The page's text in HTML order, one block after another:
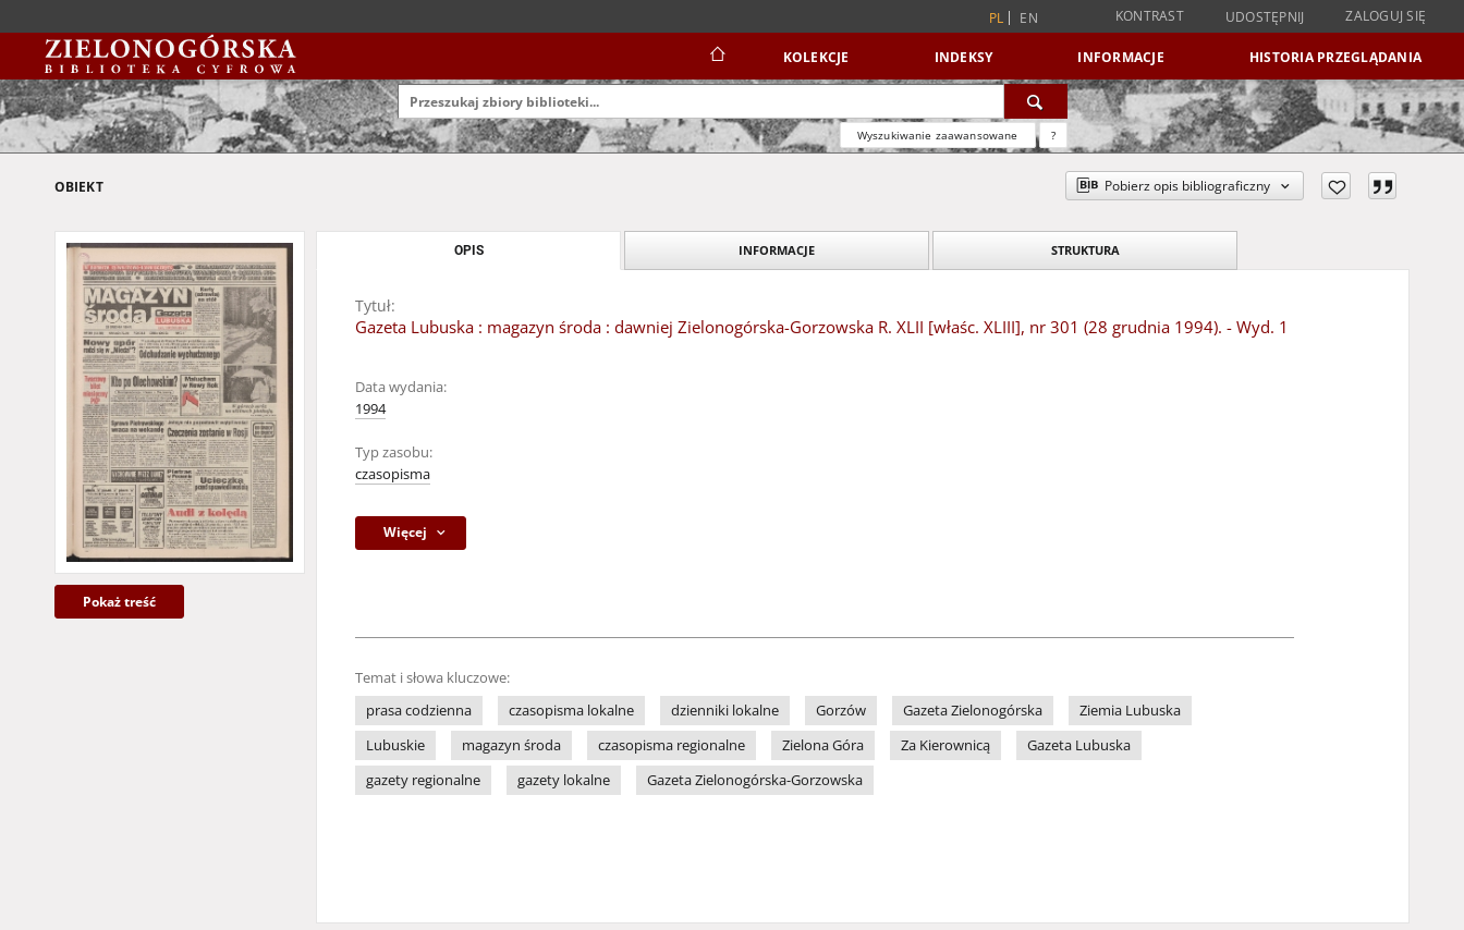
PL EN KONTRAST UDOSTĘPNIJ ZALOGUJ SIĘ
KOLEKCJE INDEKSY INFORMACJE HISTORIA PRZEGLĄDANIA
Wyszukiwanie zaawansowane ?
OBIEKT Pobierz opis bibliograficzny
Pokaż treść
OPIS INFORMACJE STRUKTURA
Tytuł:
Gazeta Lubuska : magazyn środa : dawniej Zielonogórska-Gorzowska R. XLII [właśc. XLIII], nr 301 (28 grudnia 1994). - Wyd. 1
Data wydania:
1994
Typ zasobu:
czasopisma
Więcej
Temat i słowa kluczowe:
prasa codzienna
czasopisma lokalne dzienniki lokalne Gorzów Gazeta Zielonogórska
Ziemia Lubuska
Lubuskie
magazyn środa czasopisma regionalne Zielona Góra Za Kierownicą
Gazeta Lubuska
gazety regionalne
gazety lokalne Gazeta Zielonogórska-Gorzowska